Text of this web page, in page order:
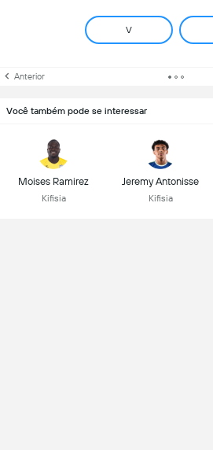
V
Anterior
Você também pode se interessar
Moises Ramirez
Kifisia
Jeremy Antonisse
Kifisia